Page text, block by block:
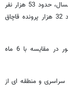
مبارزه با قاچاق کالا و ارز کشور افزود: در 6 ماه نخست امسال، حدود 53 هزار نفر
را در ارتباط با قاچاق دستگیر کردیم و در نتیجه آن حدود 32 هزار پرونده قاچاق
وی گفت: در این مدت ارزش ریالی کشفیات قاچاق کشور در مقایسه با 6 ماه
سراسری و منطقه ای از